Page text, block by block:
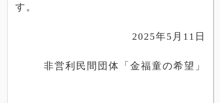
す。
2025年5 月 11 日
非営利民間団体「金福童の希望」